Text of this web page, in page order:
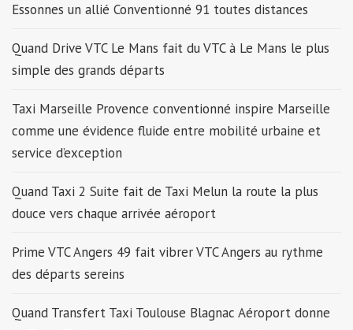
Essonnes un allié Conventionné 91 toutes distances
Quand Drive VTC Le Mans fait du VTC à Le Mans le plus
simple des grands départs
Taxi Marseille Provence conventionné inspire Marseille
comme une évidence fluide entre mobilité urbaine et
service d’exception
Quand Taxi 2 Suite fait de Taxi Melun la route la plus
douce vers chaque arrivée aéroport
Prime VTC Angers 49 fait vibrer VTC Angers au rythme
des départs sereins
Quand Transfert Taxi Toulouse Blagnac Aéroport donne